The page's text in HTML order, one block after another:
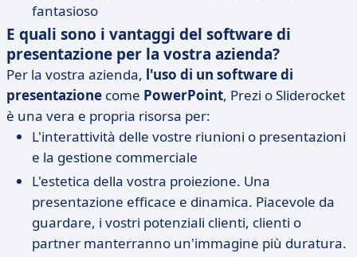
fantasioso
E quali sono i vantaggi del software di
presentazione per la vostra azienda?
Per la vostra azienda, l'uso di un software di
presentazione come PowerPoint, Prezi o Sliderocket
è una vera e propria risorsa per:
L'interattività delle vostre riunioni o presentazioni
e la gestione commerciale
L'estetica della vostra proiezione. Una
presentazione efficace e dinamica. Piacevole da
guardare, i vostri potenziali clienti, clienti o
partner manterranno un'immagine più duratura.